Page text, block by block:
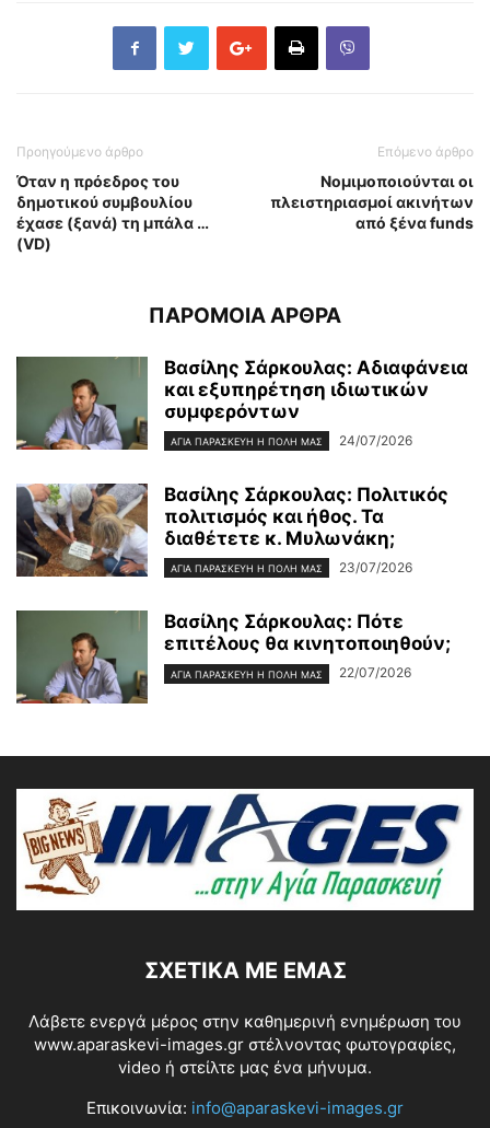
Προηγούμενο άρθρο
Όταν η πρόεδρος του
δημοτικού συμβουλίου
έχασε (ξανά) τη μπάλα …
(VD)
Επόμενο άρθρο
Νομιμοποιούνται οι
πλειστηριασμοί ακινήτων
από ξένα funds
ΠΑΡΟΜΟΙΑ ΑΡΘΡΑ
Βασίλης Σάρκουλας: Αδιαφάνεια
και εξυπηρέτηση ιδιωτικών
συμφερόντων
ΑΓΊΑ ΠΑΡΑΣΚΕΥΉ Η ΠΌΛΗ ΜΑΣ 24/07/2026
Βασίλης Σάρκουλας: Πολιτικός
πολιτισμός και ήθος. Τα
διαθέτετε κ. Μυλωνάκη;
ΑΓΊΑ ΠΑΡΑΣΚΕΥΉ Η ΠΌΛΗ ΜΑΣ 23/07/2026
Βασίλης Σάρκουλας: Πότε
επιτέλους θα κινητοποιηθούν;
ΑΓΊΑ ΠΑΡΑΣΚΕΥΉ Η ΠΌΛΗ ΜΑΣ 22/07/2026
ΣΧΕΤΙΚΆ ΜΕ ΕΜΆΣ
Λάβετε ενεργά μέρος στην καθημερινή ενημέρωση του
www.aparaskevi-images.gr στέλνοντας φωτογραφίες,
video ή στείλτε μας ένα μήνυμα.
Επικοινωνία: info@aparaskevi-images.gr